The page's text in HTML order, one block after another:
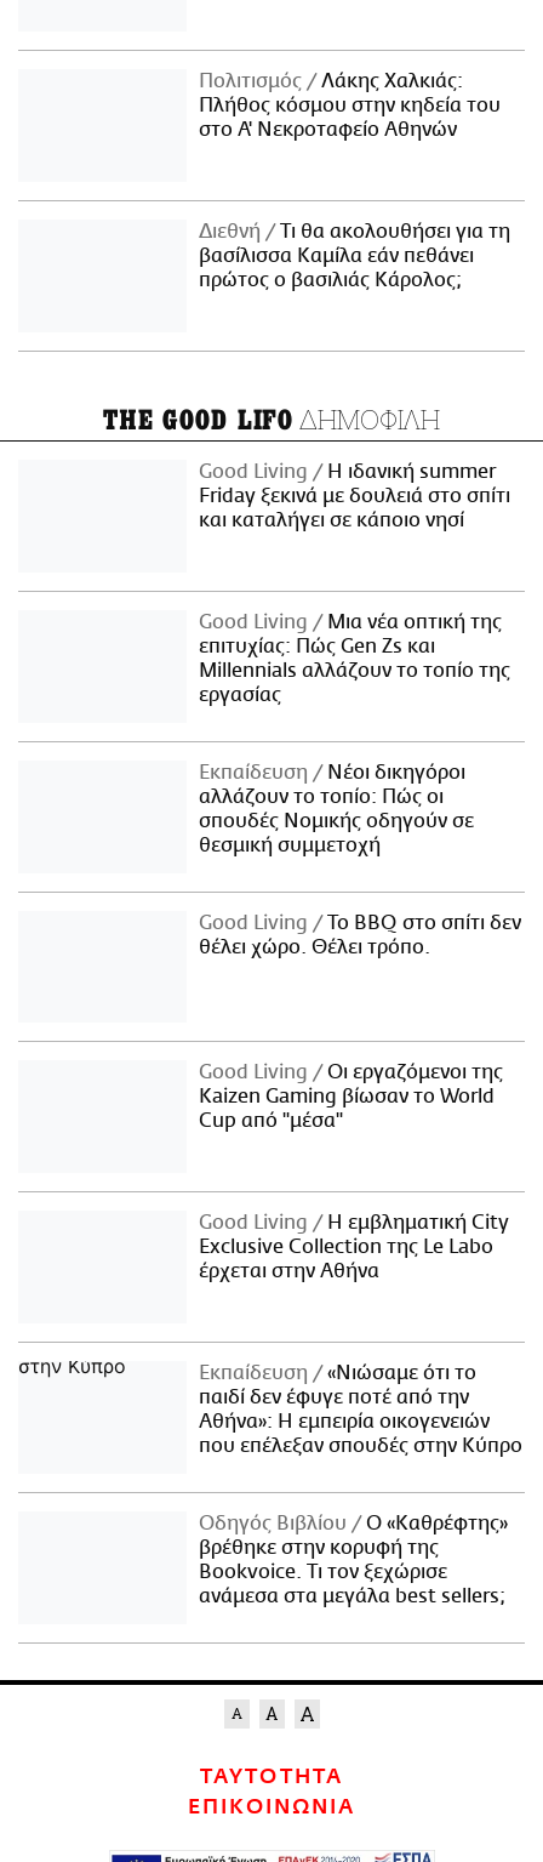
Πολιτισμός
Λάκης Χαλκιάς:
Πλήθος κόσμου στην κηδεία του
στο Α' Νεκροταφείο Αθηνών
Διεθνή
Τι θα ακολουθήσει για τη
βασίλισσα Καμίλα εάν πεθάνει
πρώτος ο βασιλιάς Κάρολος;
THE GOOD LIFO ΔΗΜΟΦΙΛΗ
Good Living
Η ιδανική summer
Friday ξεκινά με δουλειά στο σπίτι
και καταλήγει σε κάποιο νησί
Good Living
Μια νέα οπτική της
επιτυχίας: Πώς Gen Zs και
Millennials αλλάζουν το τοπίο της
εργασίας
Εκπαίδευση
Νέοι δικηγόροι
αλλάζουν το τοπίο: Πώς οι
σπουδές Νομικής οδηγούν σε
θεσμική συμμετοχή
Good Living
Το BBQ στο σπίτι δεν
θέλει χώρο. Θέλει τρόπο.
Good Living
Οι εργαζόμενοι της
Kaizen Gaming βίωσαν το World
Cup από "μέσα"
Good Living
Η εμβληματική City
Exclusive Collection της Le Labo
έρχεται στην Αθήνα
Εκπαίδευση
«Νιώσαμε ότι το
παιδί δεν έφυγε ποτέ από την
Αθήνα»: Η εμπειρία οικογενειών
που επέλεξαν σπουδές στην Κύπρο
Οδηγός Βιβλίου
Ο «Καθρέφτης»
βρέθηκε στην κορυφή της
Bookvoice. Τι τον ξεχώρισε
ανάμεσα στα μεγάλα best sellers;
ΤΑΥΤΟΤΗΤΑ
ΕΠΙΚΟΙΝΩΝΙΑ